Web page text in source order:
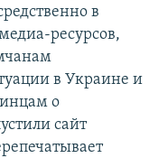
в
ресурсов,
в Украине и
о
сайт